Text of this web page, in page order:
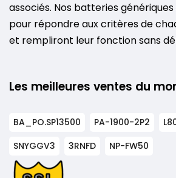
associés. Nos batteries
pour répondre aux critères de
et rempliront leur fonction sans
Les meilleures ventes du
BA_PO.SP13500 PA-1900-2P2
SNYGGV3
3RNFD NP-FW50